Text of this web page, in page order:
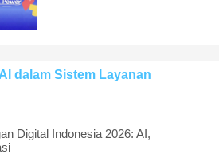
dalam Sistem Layanan
Digital Indonesia 2026: AI,